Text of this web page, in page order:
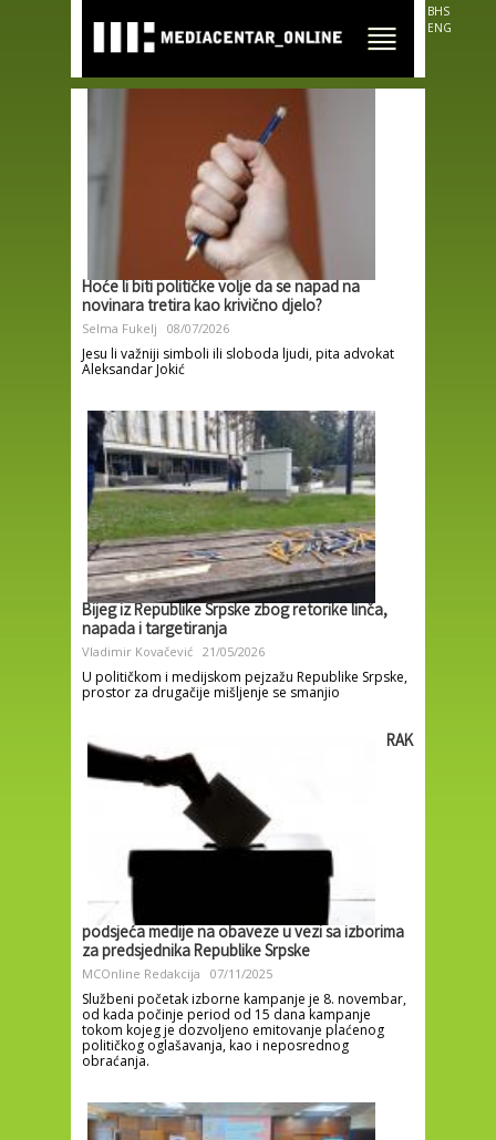
main
content
BHS
ENG
Hoće li biti političke volje da se napad na
novinara tretira kao krivično djelo?
Selma Fukelj 08/07/2026
Jesu li važniji simboli ili sloboda ljudi, pita advokat
Aleksandar Jokić
Bijeg iz Republike Srpske zbog retorike linča,
napada i targetiranja
Vladimir Kovačević 21/05/2026
U političkom i medijskom pejzažu Republike Srpske,
prostor za drugačije mišljenje se smanjio
RAK
podsjeća medije na obaveze u vezi sa izborima
za predsjednika Republike Srpske
MCOnline Redakcija 07/11/2025
Službeni početak izborne kampanje je 8. novembar,
od kada počinje period od 15 dana kampanje
tokom kojeg je dozvoljeno emitovanje plaćenog
političkog oglašavanja, kao i neposrednog
obraćanja.